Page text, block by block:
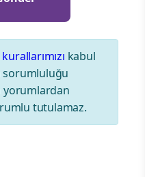
kabul
sorumluluğu
yorumlardan
tutulamaz.